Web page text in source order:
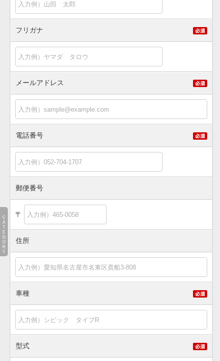
フリガナ
メールアドレス
電話番号
郵便番号
〒
住所
車種
型式
ＣＡＴＥＧＯＲＹ